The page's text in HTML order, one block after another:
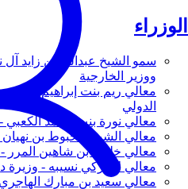
الوزراء
سمو الشيخ عبدالله بن زايد
ووزير الخارجية
معالي ريم بنت إبراهيم
الدولي
معالي نورة بنت محمد الكعبي
معالي الشيخ شخبوط بن نهيان
معالي خليفة بن شاهين المرر -
معالي لانا زكي نسيبه - وزيرة
معالي سعيد بن مبارك